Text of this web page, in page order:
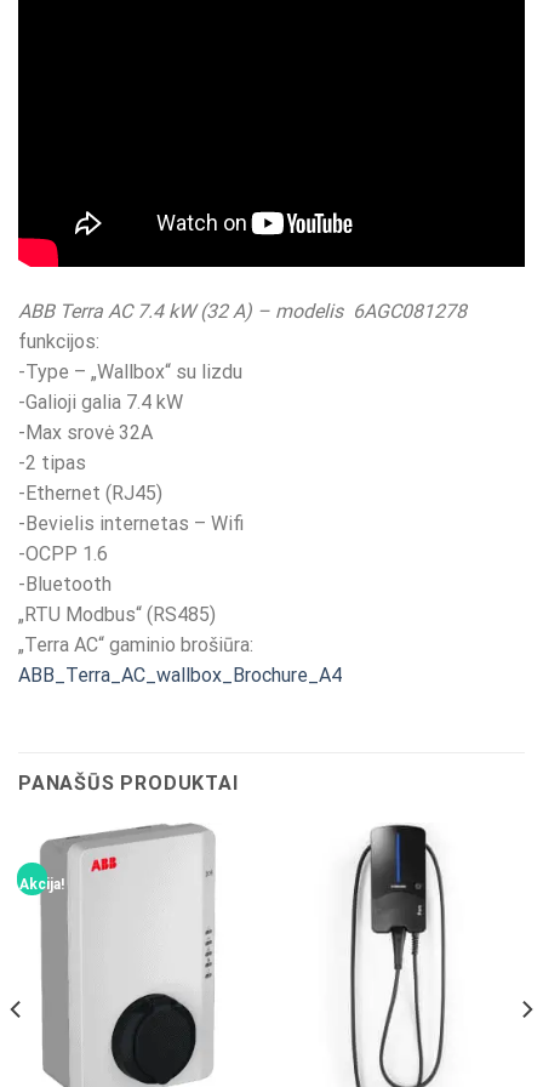
ABB Terra AC 7.4 kW (32 A) – modelis 6AGC081278
funkcijos:
-Type – „Wallbox“ su lizdu
-Galioji galia 7.4 kW
-Max srovė 32A
-2 tipas
-Ethernet (RJ45)
-Bevielis internetas – Wifi
-OCPP 1.6
-Bluetooth
„RTU Modbus“ (RS485)
„Terra AC“ gaminio brošiūra:
ABB_Terra_AC_wallbox_Brochure_A4
PANAŠŪS PRODUKTAI
Akcija!